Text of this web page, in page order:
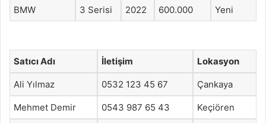
BMW 3 Serisi 2022 600.000 Yeni
Satıcı Adı İletişim Lokasyon
Ali Yılmaz 0532 123 45 67 Çankaya
Mehmet Demir 0543 987 65 43 Keçiören